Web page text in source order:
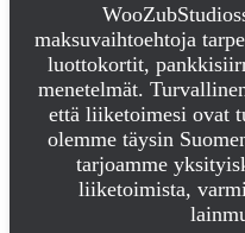
maksuvaihtoehtoja
luottokortit,
menetelmät.
että liiketoimesi ovat
olemme täysin
tarjoamme
liiketoimista,